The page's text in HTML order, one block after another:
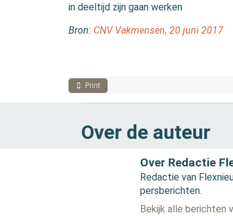
in deeltijd zijn gaan werken
Bron: CNV Vakmensen, 20 juni 2017
Print
Over de auteur
Over Redactie
Redactie van
persberichten.
Bekijk alle berichten